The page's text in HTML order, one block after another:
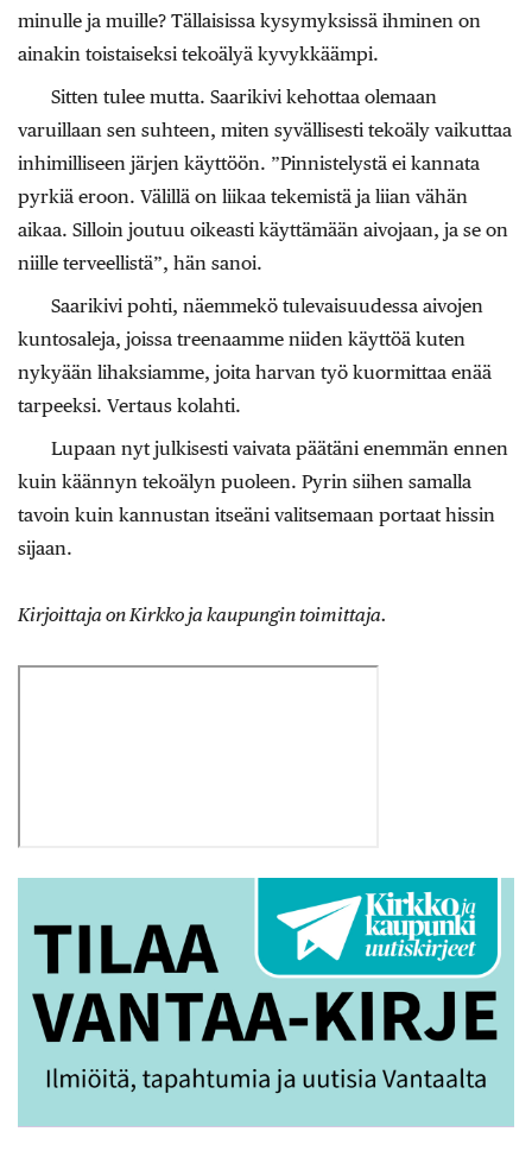
minulle ja muille? Tällaisissa kysymyksissä ihminen on
ainakin toistaiseksi tekoälyä kyvykkäämpi.
Sitten tulee mutta. Saarikivi kehottaa olemaan
varuillaan sen suhteen, miten syvällisesti tekoäly vaikuttaa
inhimilliseen järjen käyttöön. ”Pinnistelystä ei kannata
pyrkiä eroon. Välillä on liikaa tekemistä ja liian vähän
aikaa. Silloin joutuu oikeasti käyttämään aivojaan, ja se on
niille terveellistä”, hän sanoi.
Saarikivi pohti, näemmekö tulevaisuudessa aivojen
kuntosaleja, joissa treenaamme niiden käyttöä kuten
nykyään lihaksiamme, joita harvan työ kuormittaa enää
tarpeeksi. Vertaus kolahti.
Lupaan nyt julkisesti vaivata päätäni enemmän ennen
kuin käännyn tekoälyn puoleen. Pyrin siihen samalla
tavoin kuin kannustan itseäni valitsemaan portaat hissin
sijaan.
Kirjoittaja on Kirkko ja kaupungin toimittaja.